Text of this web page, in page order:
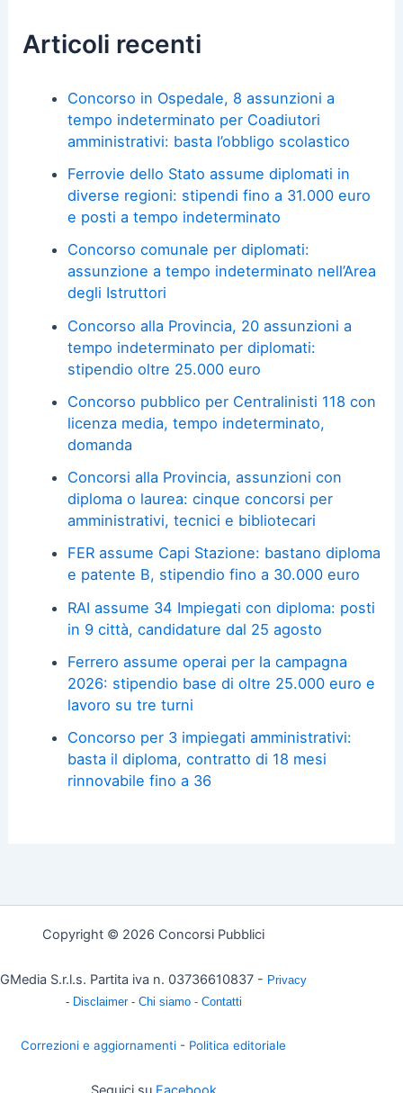
Articoli recenti
Concorso in Ospedale, 8 assunzioni a
tempo indeterminato per Coadiutori
amministrativi: basta l’obbligo scolastico
Ferrovie dello Stato assume diplomati in
diverse regioni: stipendi fino a 31.000 euro
e posti a tempo indeterminato
Concorso comunale per diplomati:
assunzione a tempo indeterminato nell’Area
degli Istruttori
Concorso alla Provincia, 20 assunzioni a
tempo indeterminato per diplomati:
stipendio oltre 25.000 euro
Concorso pubblico per Centralinisti 118 con
licenza media, tempo indeterminato,
domanda
Concorsi alla Provincia, assunzioni con
diploma o laurea: cinque concorsi per
amministrativi, tecnici e bibliotecari
FER assume Capi Stazione: bastano diploma
e patente B, stipendio fino a 30.000 euro
RAI assume 34 Impiegati con diploma: posti
in 9 città, candidature dal 25 agosto
Ferrero assume operai per la campagna
2026: stipendio base di oltre 25.000 euro e
lavoro su tre turni
Concorso per 3 impiegati amministrativi:
basta il diploma, contratto di 18 mesi
rinnovabile fino a 36
Copyright © 2026 Concorsi Pubblici
GMedia S.r.l.s. Partita iva n. 03736610837 - Privacy
- Disclaimer - Chi siamo - Contatti
Correzioni e aggiornamenti - Politica editoriale